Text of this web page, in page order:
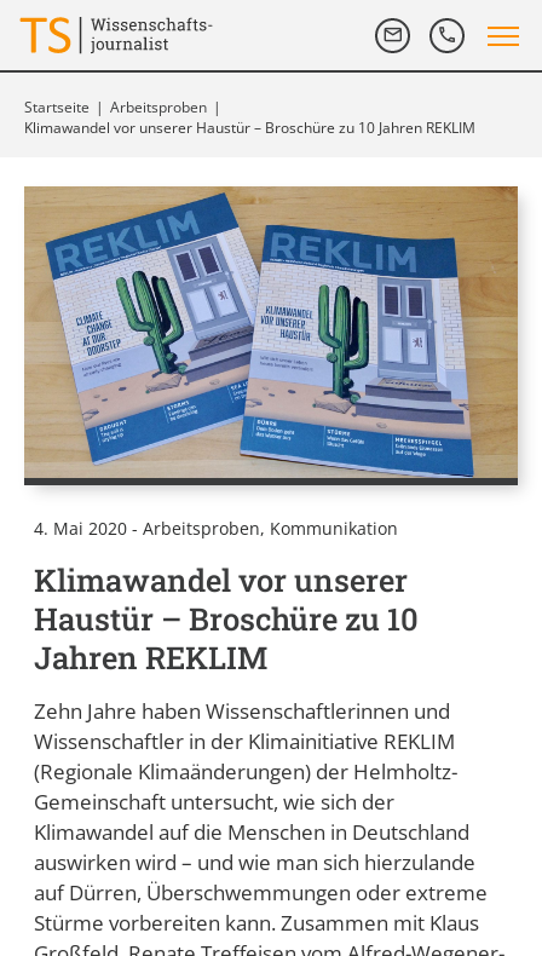
Startseite | Arbeitsproben |
Klimawandel vor unserer Haustür – Broschüre zu 10 Jahren REKLIM
4. Mai 2020 - Arbeitsproben, Kommunikation
Klimawandel vor unserer
Haustür – Broschüre zu 10
Jahren REKLIM
Zehn Jahre haben Wissenschaftlerinnen und
Wissenschaftler in der Klimainitiative REKLIM
(Regionale Klimaänderungen) der Helmholtz-
Gemeinschaft untersucht, wie sich der
Klimawandel auf die Menschen in Deutschland
auswirken wird – und wie man sich hierzulande
auf Dürren, Überschwemmungen oder extreme
Stürme vorbereiten kann. Zusammen mit Klaus